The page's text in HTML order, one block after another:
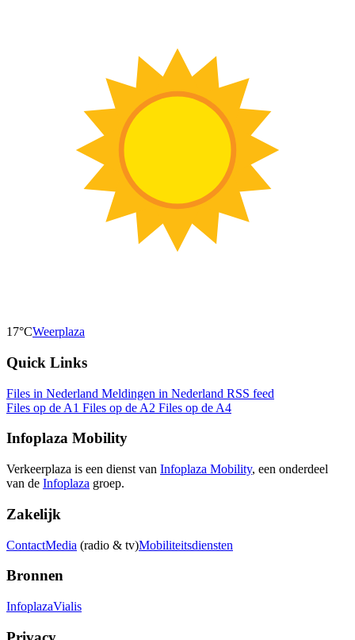
17°CWeerplaza
Quick Links
Files in Nederland Meldingen in Nederland RSS feed
Files op de A1 Files op de A2 Files op de A4
Infoplaza Mobility
Verkeerplaza is een dienst van Infoplaza Mobility, een onderdeel
van de Infoplaza groep.
Zakelijk
ContactMedia (radio & tv)Mobiliteitsdiensten
Bronnen
InfoplazaVialis